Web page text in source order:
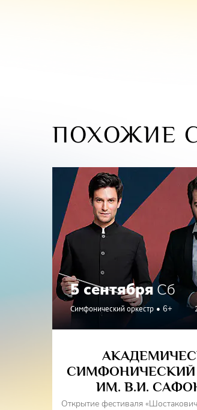
ПОХОЖИЕ
5 сентября Сб
Симфонический оркестр 6+
СИМФОНИЧЕСКИЙ
ИМ. В.И.
Открытие фестиваля